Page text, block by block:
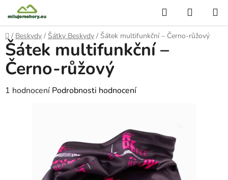
na
obsah
Hledat
KOŠÍK
Domů
/ Beskydy / Šátky Beskydy / Šátek multifunkční – Černo-růžový
Šátek multifunkční –
Černo-růžový
Průměrné
1 hodnocení Podrobnosti hodnocení